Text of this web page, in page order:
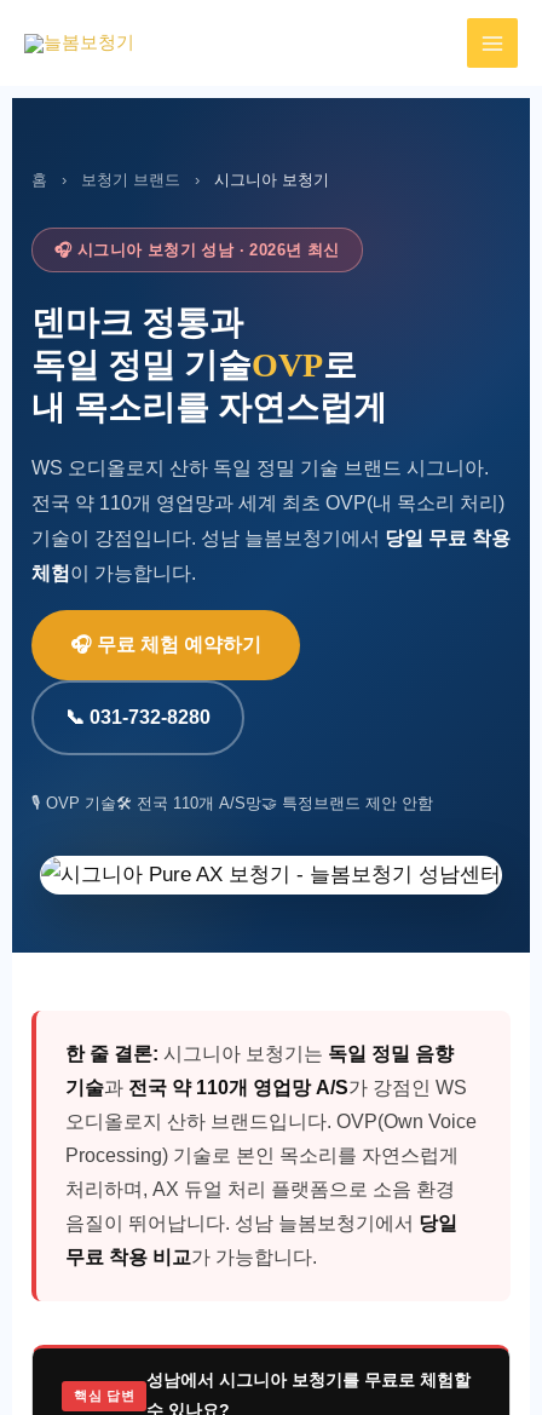
홈 › 보청기 브랜드 › 시그니아 보청기
🎧 시그니아 보청기 성남 · 2026년 최신
덴마크 정통과
독일 정밀 기술OVP로
내 목소리를 자연스럽게
WS 오디올로지 산하 독일 정밀 기술 브랜드 시그니아.
전국 약 110개 영업망과 세계 최초 OVP(내 목소리 처리)
기술이 강점입니다. 성남 늘봄보청기에서 당일 무료 착용
체험 이 가능합니다.
🎧 무료 체험 예약하기
📞 031-732-8280
🎙️ OVP 기술🛠️ 전국 110개 A/S망🤝 특정브랜드 제안 안함
한 줄 결론: 시그니아 보청기는 독일 정밀 음향
기술과 전국 약 110개 영업망 A/S가 강점인 WS
오디올로지 산하 브랜드입니다. OVP(Own Voice
Processing) 기술로 본인 목소리를 자연스럽게
처리하며, AX 듀얼 처리 플랫폼으로 소음 환경
음질이 뛰어납니다. 성남 늘봄보청기에서 당일
무료 착용 비교가 가능합니다.
핵심 답변
성남에서 시그니아 보청기를 무료로 체험할
수 있나요?